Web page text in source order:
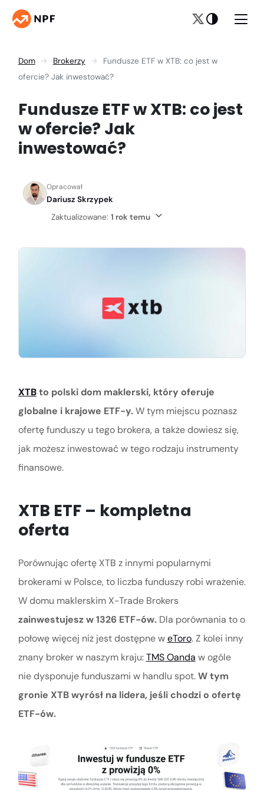
Dom Brokerzy
Fundusze ETF w XTB: co jest w
ofercie? Jak inwestować?
Fundusze ETF w XTB: co jest
w ofercie? Jak
inwestować?
Opracował
Dariusz Skrzypek
Zaktualizowane: 1 rok temu
XTBto polski dom maklerski, który oferuje
globalne i krajowe ETF-y.W tym miejscu poznasz
ofertę funduszy u tego brokera, a także dowiesz się,
jak możesz inwestować w tego rodzaju instrumenty
finansowe.
XTB ETF – kompletna
oferta
Porównując ofertę XTB z innymi popularnymi
brokerami w Polsce, to liczba funduszy robi wrażenie.
W domu maklerskim X-Trade Brokers
zainwestujesz w 1326 ETF-ów.Dla porównania to o
połowę więcej niż jest dostępne weToro. Z kolei inny
znany broker w naszym kraju:TMS Oanda w ogóle
nie dysponuje funduszami w handlu spot.W tym
gronie XTB wyrósł na lidera, jeśli chodzi o ofertę
ETF-ów.